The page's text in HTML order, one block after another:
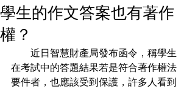
學生的作文答案也有著作
權？
近日智慧財產局發布函令，稱學生
在考試中的答題結果若是符合著作權法
要件者，也應該受到保護，許多人看到